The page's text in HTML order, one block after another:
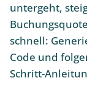
untergeht,
schnell:
Code und
Schritt-